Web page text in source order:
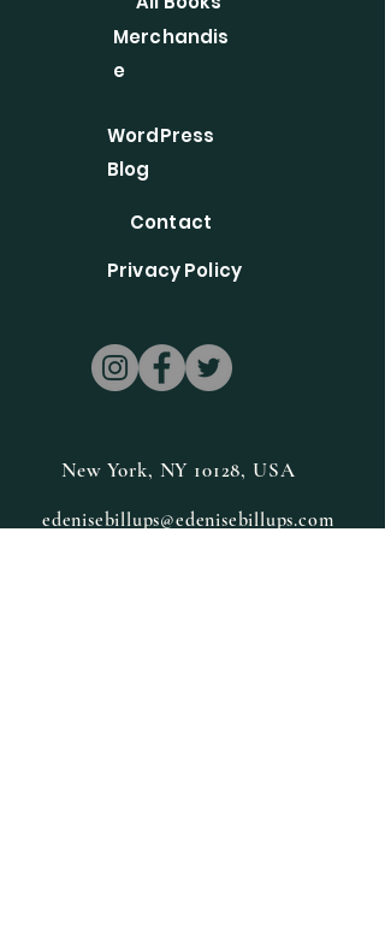
Merchandis
e
WordPress
Blog
Contact
Privacy Policy
New York, NY 10128, USA
edenisebillups@edenisebillups.com